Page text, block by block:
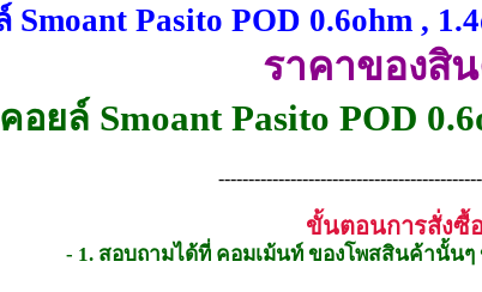
Smoant Pasito POD 0.6ohm ,
ราคาของสิ
คอยล์ Smoant Pasito POD
ขั้นตอนการสั่งซื้อ
- 1. สอบถามได้ที่ คอมเม้นท์ ของโพสสินค้านั้นๆ